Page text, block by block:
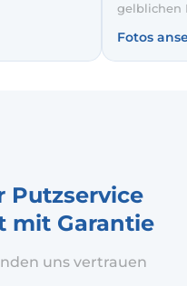
sichtbar
auf einer
gelblichen
wieder
des
Fotos
Putzservice
mit Garantie
uns vertrauen